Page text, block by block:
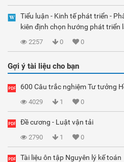
Tiểu luận - Kinh tế phát triển -
kiên định chọn hướng phát
2257 0 0
Gợi ý tài liệu cho bạn
600 Câu trắc nghiệm Tư tưởng
4029 1 0
Đề cương - Luật vận tải
2790 1 0
Tài liệu ôn tập Nguyên lý kế toán